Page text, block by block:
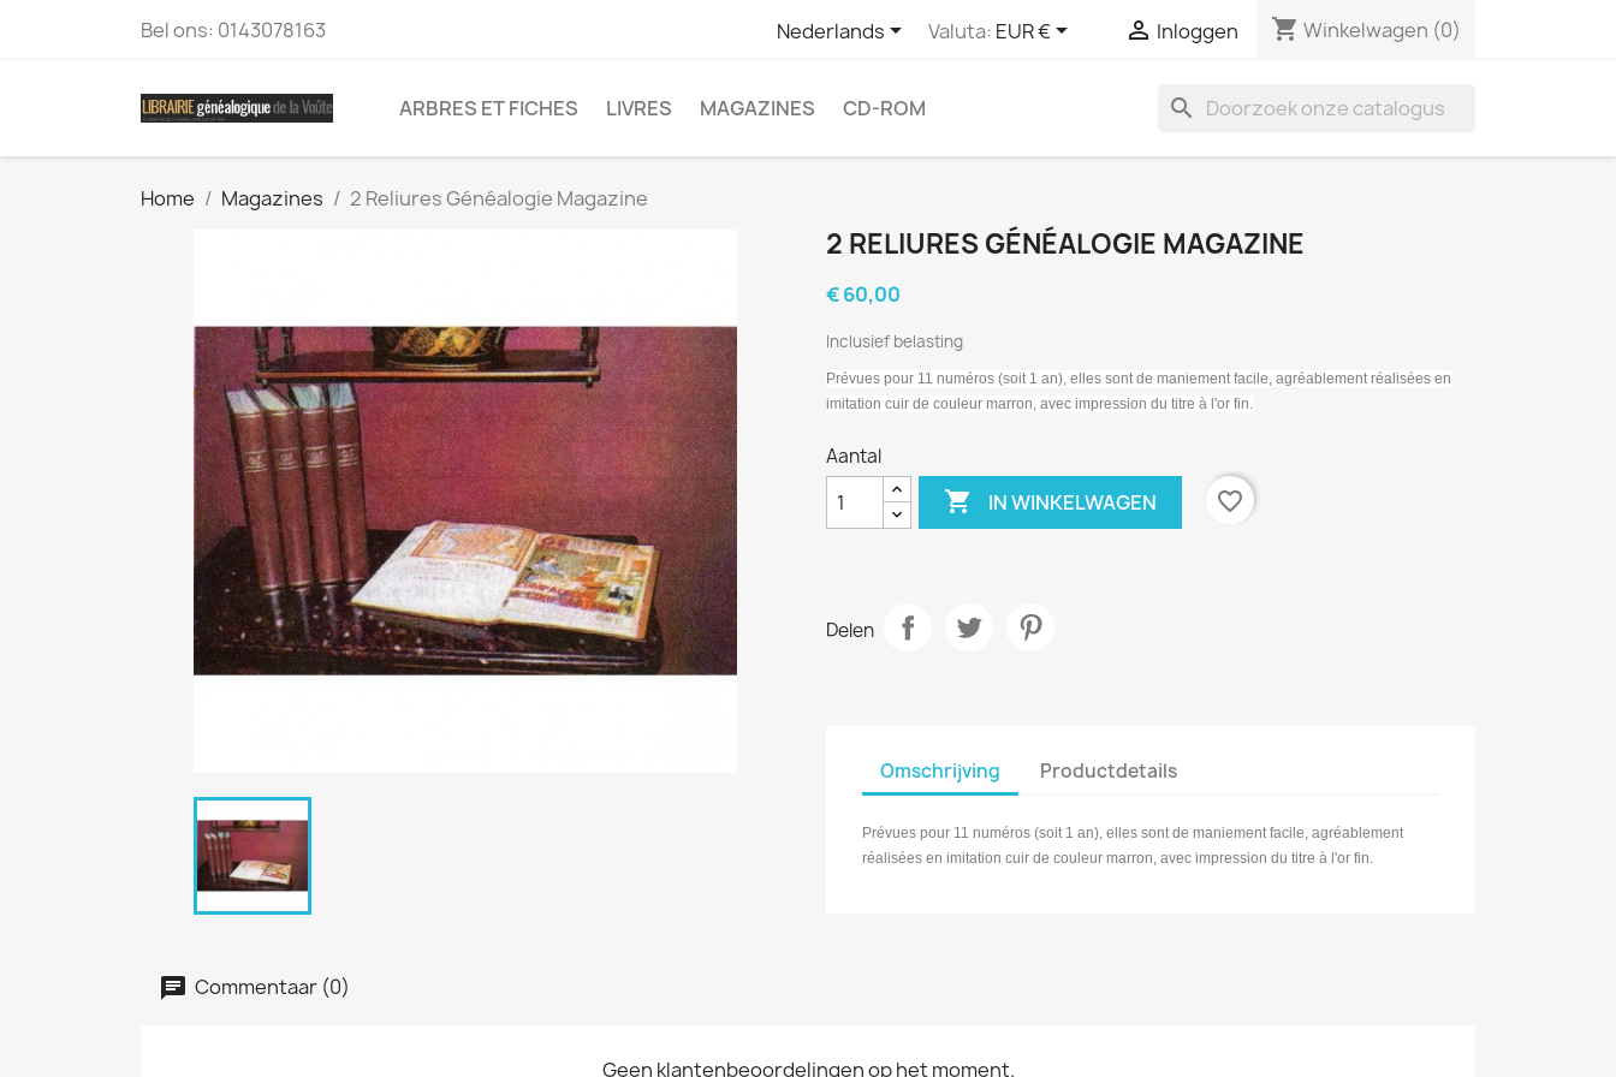
Bel ons: 0143078163 Nederlands Valuta: EUR €  Inloggen shopping_cart Winkelwagen (0)
ARBRES ET FICHES LIVRES MAGAZINES CD-ROM search
Home Magazines 2 Reliures Généalogie Magazine
2 RELIURES GÉNÉALOGIE MAGAZINE
€ 60,00
Inclusief belasting
Prévues pour 11 numéros (soit 1 an), elles sont de maniement facile, agréablement réalisées en
imitation cuir de couleur marron, avec impression du titre à l'or fin.
Aantal
 IN WINKELWAGEN favorite_border
Delen
Omschrijving Productdetails
Prévues pour 11 numéros (soit 1 an), elles sont de maniement facile, agréablement
réalisées en imitation cuir de couleur marron, avec impression du titre à l'or fin.
Commentaar (0)
Geen klantenbeoordelingen op het moment.